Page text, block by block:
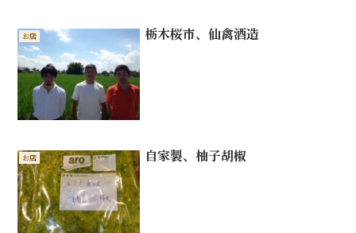
お店 栃木桜市、仙禽酒造
お店 自家製、柚子胡椒